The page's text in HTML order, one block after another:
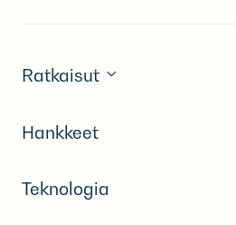
Ratkaisut
Hankkeet
Teknologia